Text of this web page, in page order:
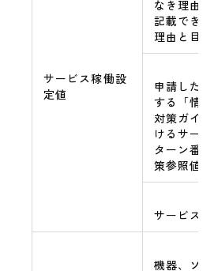
サービス稼働設
定値
なき理由
記載でき
理由と目
申請した
する「情
対策ガイ
けるサー
ターン番
策参照値
サービス
機器、ソ